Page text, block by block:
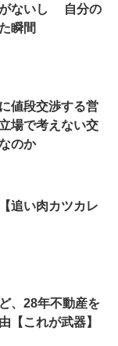
ないし 自分の
瞬間
値段交渉する営
場で考えない交
のか
追い肉カツカレ
、28年不動産を
【これが武器】